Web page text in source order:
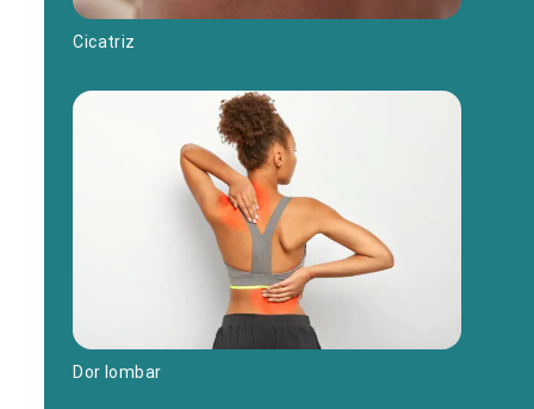
Cicatriz
Dor lombar